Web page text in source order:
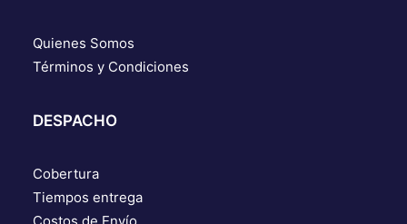
Quienes Somos
Términos y Condiciones
DESPACHO
Cobertura
Tiempos entrega